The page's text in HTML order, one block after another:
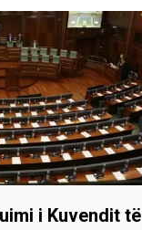
i Kuvendit të